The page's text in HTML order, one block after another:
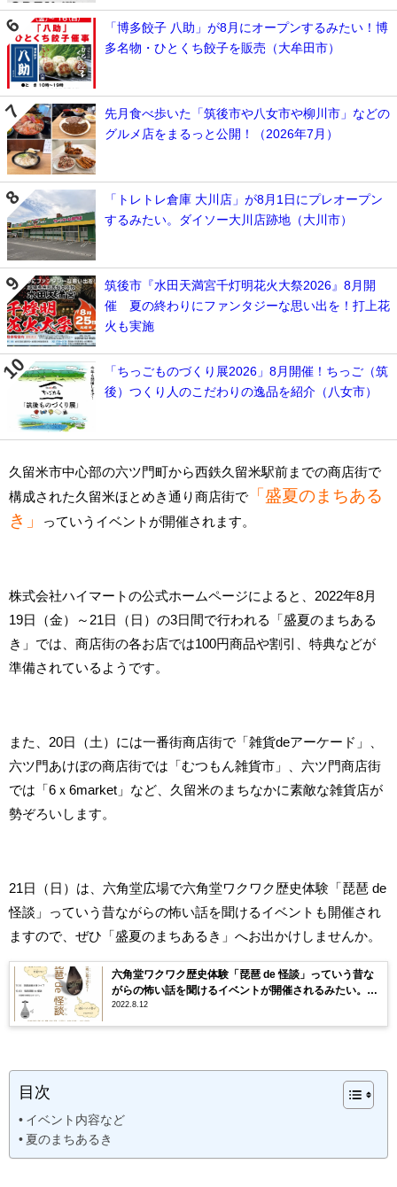
「博多餃子 八助」が8月にオープンするみたい！博
多名物・ひとくち餃子を販売（大牟田市）
先月食べ歩いた「筑後市や八女市や柳川市」などの
グルメ店をまるっと公開！（2026年7月）
「トレトレ倉庫 大川店」が8月1日にプレオープン
するみたい。ダイソー大川店跡地（大川市）
筑後市『水田天満宮千灯明花火大祭2026』8月開
催 夏の終わりにファンタジーな思い出を！打上花
火も実施
「ちっごものづくり展2026」8月開催！ちっご（筑
後）つくり人のこだわりの逸品を紹介（八女市）
久留米市中心部の六ツ門町から西鉄久留米駅前までの商店街で
構成された久留米ほとめき通り商店街で
「盛夏のまちある
き」
っていうイベントが開催されます。
株式会社ハイマートの公式ホームページによると、2022年8月
19日（金）～21日（日）の3日間で行われる「盛夏のまちある
き」では、商店街の各お店では100円商品や割引、特典などが
準備されているようです。
また、20日（土）には一番街商店街で「雑貨deアーケード」、
六ツ門あけぼの商店街では「むつもん雑貨市」、六ツ門商店街
では「6ｘ6market」など、久留米のまちなかに素敵な雑貨店が
勢ぞろいします。
21日（日）は、六角堂広場で六角堂ワクワク歴史体験「琵琶 de
怪談」っていう昔ながらの怖い話を聞けるイベントも開催され
ますので、ぜひ「盛夏のまちあるき」へお出かけしませんか。
六角堂ワクワク歴史体験「琵琶 de 怪談」っていう昔な
がらの怖い話を聞けるイベントが開催されるみたい。8
月21日
2022.8.12
目次
イベント内容など
夏のまちあるき